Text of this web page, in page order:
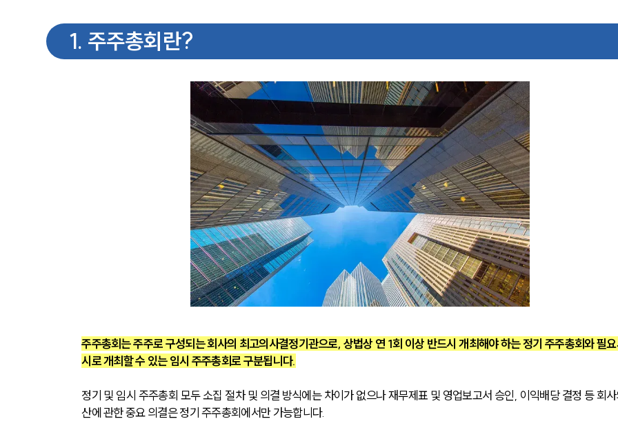
1. 주주총회란?
주주총회는 주주로 구성되는 회사의 최고의사결정기관으로, 상법상 연 1회 이상 반드시 개최해야 하는 정기 주주총회와 필
시로 개최할 수 있는 임시 주주총회로 구분됩니다.
정기 및 임시 주주총회 모두 소집 절차 및 의결 방식에는 차이가 없으나 재무제표 및 영업보고서 승인, 이익배당 결정 등 회
산에 관한 중요 의결은 정기 주주총회에서만 가능합니다.